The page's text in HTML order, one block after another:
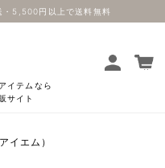
・5,500円以上で送料無料
イテムなら
サイト
イエム）